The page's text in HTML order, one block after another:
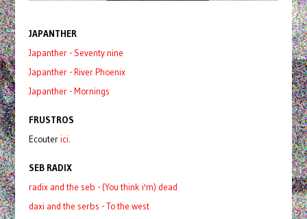
JAPANTHER
Japanther - Seventy nine
Japanther - River Phoenix
Japanther - Mornings
FRUSTROS
Ecouterici.
SEB RADIX
radix and the seb - (You think i'm) dead
daxi and the serbs - To the west